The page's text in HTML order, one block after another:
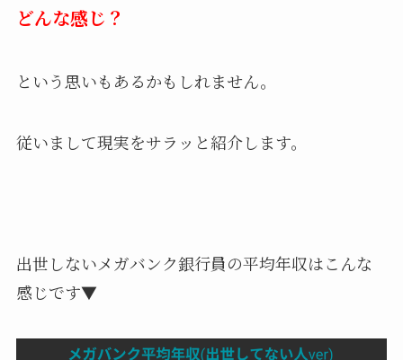
どんな感じ？
という思いもあるかもしれません。
従いまして現実をサラッと紹介します。
出世しないメガバンク銀行員の平均年収はこんな
感じです▼